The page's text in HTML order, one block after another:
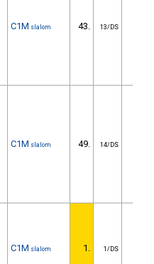
C1M slalom 43. 13/DS
C1M slalom 49. 14/DS
C1M slalom 1. 1/DS